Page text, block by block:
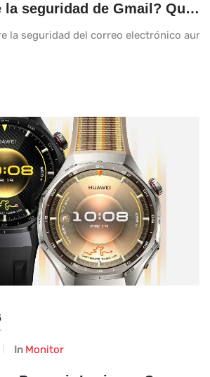
¿Es suficiente la seguridad de Gmail? Qué deberías verificar ahora
la seguridad del correo electrónico
In Monitor